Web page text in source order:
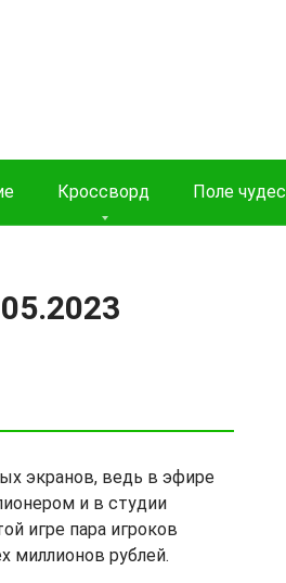
Кроссворд Поле чудес
экранов, ведь в эфире
и в студии
игре пара игроков
миллионов рублей.